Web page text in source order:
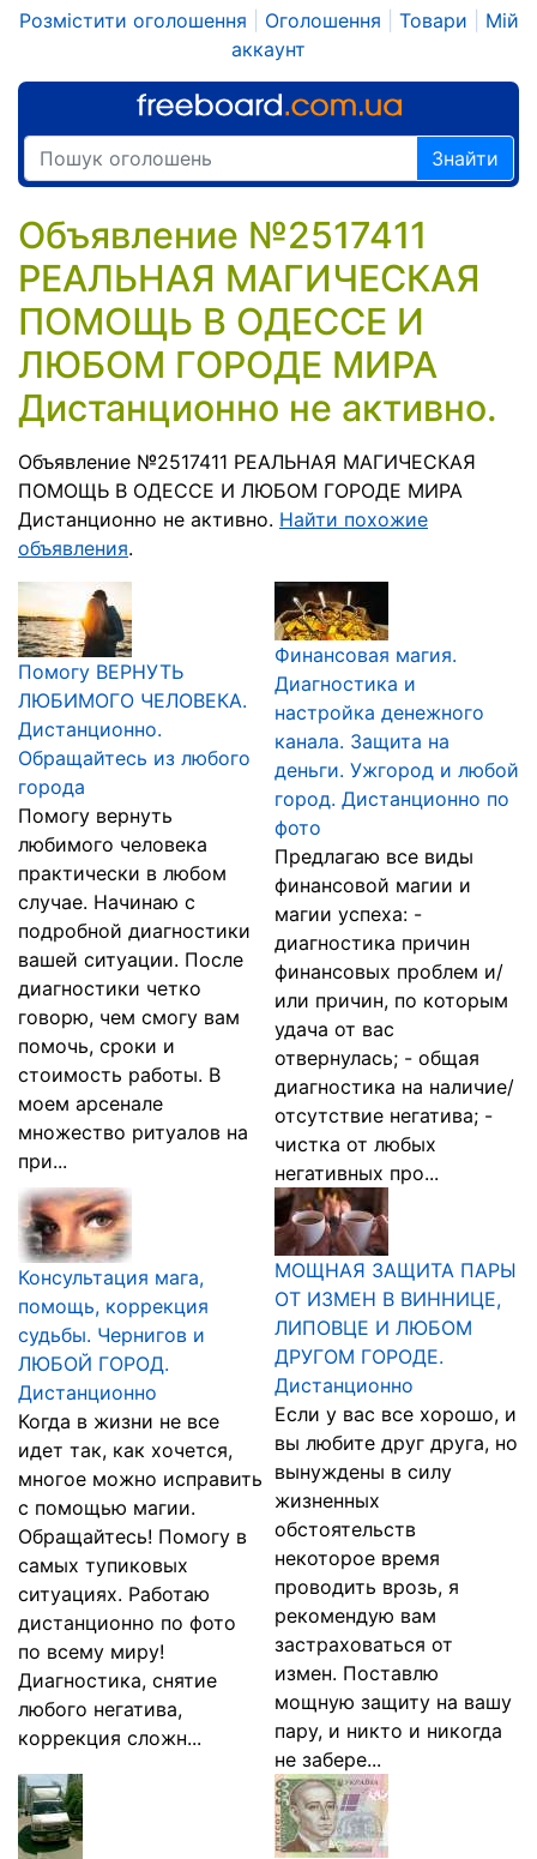
Розмістити оголошення Оголошення Товари
Мій
аккаунт
Знайти
Объявление №2517411
РЕАЛЬНАЯ МАГИЧЕСКАЯ
ПОМОЩЬ В ОДЕССЕ И
ЛЮБОМ ГОРОДЕ МИРА
Дистанционно не активно.
Объявление №2517411 РЕАЛЬНАЯ МАГИЧЕСКАЯ
ПОМОЩЬ В ОДЕССЕ И ЛЮБОМ ГОРОДЕ МИРА
Дистанционно не активно. Найти похожие
объявления.
Помогу ВЕРНУТЬ
ЛЮБИМОГО ЧЕЛОВЕКА.
Дистанционно.
Обращайтесь из любого
города
Помогу вернуть
любимого человека
практически в любом
случае. Начинаю с
подробной диагностики
вашей ситуации. После
диагностики четко
говорю, чем смогу вам
помочь, сроки и
стоимость работы. В
моем арсенале
множество ритуалов на
при...
Финансовая магия.
Диагностика и
настройка денежного
канала. Защита на
деньги. Ужгород и любой
город. Дистанционно по
фото
Предлагаю все виды
финансовой магии и
магии успеха: -
диагностика причин
финансовых проблем и/
или причин, по которым
удача от вас
отвернулась; - общая
диагностика на наличие/
отсутствие негатива; -
чистка от любых
негативных про...
Консультация мага,
помощь, коррекция
судьбы. Чернигов и
ЛЮБОЙ ГОРОД.
Дистанционно
Когда в жизни не все
идет так, как хочется,
многое можно исправить
с помощью магии.
Обращайтесь! Помогу в
самых тупиковых
ситуациях. Работаю
дистанционно по фото
по всему миру!
Диагностика, снятие
любого негатива,
коррекция сложн...
МОЩНАЯ ЗАЩИТА ПАРЫ
ОТ ИЗМЕН В ВИННИЦЕ,
ЛИПОВЦЕ И ЛЮБОМ
ДРУГОМ ГОРОДЕ.
Дистанционно
Если у вас все хорошо, и
вы любите друг друга, но
вынуждены в силу
жизненных
обстоятельств
некоторое время
проводить врозь, я
рекомендую вам
застраховаться от
измен. Поставлю
мощную защиту на вашу
пару, и никто и никогда
не забере...